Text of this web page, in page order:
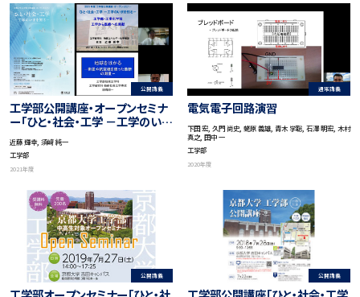
公開講義
工学部公開講座・オープンセミナ
ー「ひと・社会・工学 －工学のいま
を知る－」, 2021
近藤 輝幸, 須﨑 純一
工学部
2021年度
通常講義
電気電子回路演習
下田 宏, 久門 尚史, 蛯原 義雄, 青木 学聡, 石澤 明宏, 木村
真之, 田中 一
工学部
2020年度
公開講義 公開講義